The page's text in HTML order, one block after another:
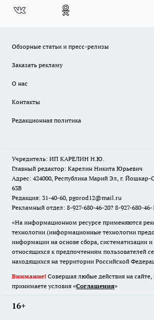
Обзорные статьи и пресс-релизы
Заказать рекламу
О нас
Контакты
Редакционная политика
Учредитель: ИП КАРЕЛИН Н.Ю.
Главный редактор: Карелин Никита Юрьевич
Адрес: 424000, Республика Марий Эл, г. Йошкар-
63В
Редакция: 31-40-60, pgorod12@mail.ru
Рекламный отдел: 8-927-680-46-20? 8-927-680-
«На информационном ресурсе применяются
технологии (информационные технологии
информации на основе сбора, систематизации и
относящихся к предпочтениям пользователей
находящихся на территории Российской
Внимание! Совершая любые действия на
принимаете условия «Cоглашения»
16+